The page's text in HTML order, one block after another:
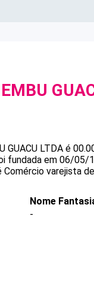
GUACU LTDA é
fundada em 06/05/
varejista
Nome
-